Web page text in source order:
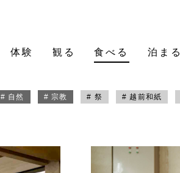
体験 観る 食べる 泊まる
# 自然 # 宗教 # 祭 # 越前和紙